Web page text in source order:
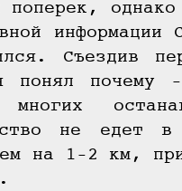
поперек, однако
информации
Съездив
понял почему –
многих
не едет в
на 1–2 км,